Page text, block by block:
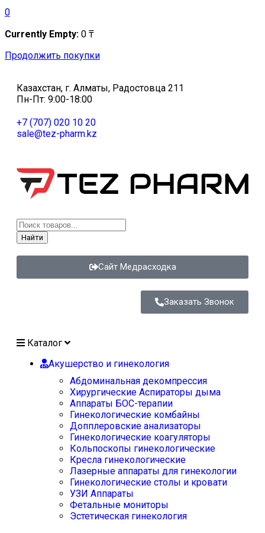
0
Currently Empty: 0 ₸
Продолжить покупки
Казахстан, г. Алматы, Радостовца 211
Пн-Пт: 9:00-18:00
+7 (707) 020 10 20
sale@tez-pharm.kz
Найти
Сайт Медрасходка
Заказать Звонок
Каталог
Акушерство и гинекология
Абдоминальная декомпрессия
Хирургические Аспираторы дыма
Аппараты БОС-терапии
Гинекологические комбайны
Допплеровские анализаторы
Гинекологические коагуляторы
Кольпоскопы гинекологические
Кресла гинекологические
Лазерные аппараты для гинекологии
Гинекологические столы и кровати
УЗИ Аппараты
Фетальные мониторы
Эстетическая гинекология